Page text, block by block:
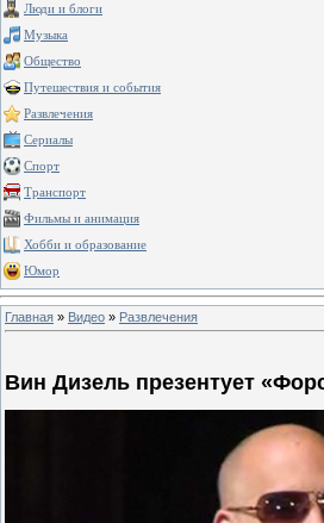
Люди и блоги
Музыка
Общество
Путешествия и события
Развлечения
Сериалы
Спорт
Транспорт
Фильмы и анимация
Хобби и образование
Юмор
Главная » Видео » Развлечения
Вин Дизель презентует